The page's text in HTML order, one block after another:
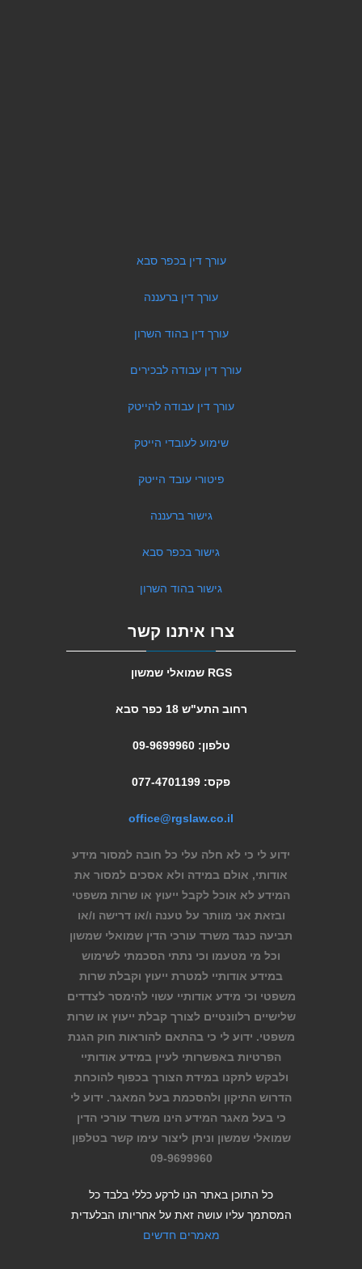
עורך דין בכפר סבא
עורך דין ברעננה
עורך דין בהוד השרון
עורך דין עבודה לבכירים
עורך דין עבודה להייטק
שימוע לעובדי הייטק
פיטורי עובד הייטק
גישור ברעננה
גישור בכפר סבא
גישור בהוד השרון
צרו איתנו קשר
RGS שמואלי שמשון
רחוב התע"ש 18 כפר סבא
טלפון: 09-9699960
פקס: 077-4701199
office@rgslaw.co.il
ידוע לי כי לא חלה עלי כל חובה למסור מידע
אודותי, אולם במידה ולא אסכים למסור את
המידע לא אוכל לקבל ייעוץ או שרות משפטי
ובזאת אני מוותר על טענה ו/או דרישה ו/או
תביעה כנגד משרד עורכי הדין שמואלי שמשון
וכל מי מטעמו וכי נתתי הסכמתי לשימוש
במידע אודותיי למטרת ייעוץ וקבלת שרות
משפטי וכי מידע אודותיי עשוי להימסר לצדדים
שלישיים רלוונטיים לצורך קבלת ייעוץ או שרות
משפטי. ידוע לי כי בהתאם להוראות חוק הגנת
הפרטיות באפשרותי לעיין במידע אודותיי
ולבקש לתקנו במידת הצורך בכפוף להוכחת
הדרוש התיקון ולהסכמת בעל המאגר. ידוע לי
כי בעל מאגר המידע הינו משרד עורכי הדין
שמואלי שמשון וניתן ליצור עימו קשר בטלפון
09-9699960
כל התוכן באתר הנו לרקע כללי בלבד כל
המסתמך עליו עושה זאת על אחריותו הבלעדית
מאמרים חדשים